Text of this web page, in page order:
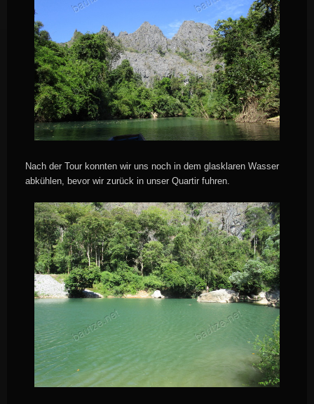
Nach der Tour konnten wir uns noch in dem glasklaren Wasser
abkühlen, bevor wir zurück in unser Quartir fuhren.